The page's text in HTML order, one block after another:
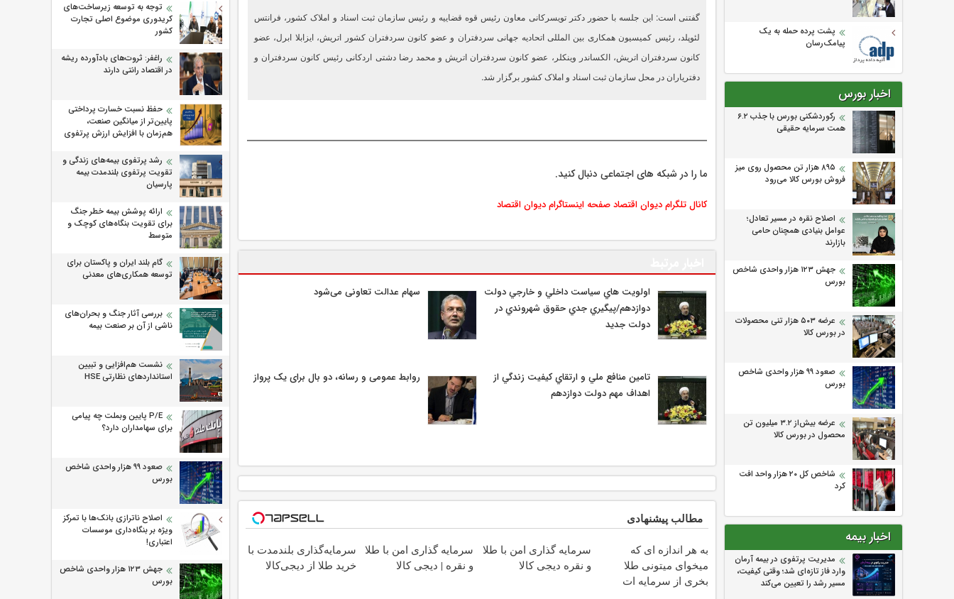
پشت پرده حمله به یک
پیامک‌رسان
اخبار بورس
رکوردشکنی بورس با جذب ۶.۲
همت سرمایه حقیقی
۸۹۵ هزار تن محصول روی میز
فروش بورس کالا می‌‌رود
اصلاح نقره در مسیر تعادل؛
عوامل بنیادی همچنان حامی
بازارند
جهش ۱۲۳ هزار واحدی شاخص
بورس
عرضه ۵۰۳ هزار تنی محصولات
در بورس کالا
صعود ۹۹ هزار واحدی شاخص
بورس
عرضه بیش‌از ۳.۲ میلیون تن
محصول در بورس کالا
شاخص کل ۲۰ هزار واحد افت
کرد
اخبار بیمه
مدیریت پرتفوی در بیمه آرمان
وارد فاز تازه‌ای شد؛ وقتی کیفیت،
مسیر رشد را تعیین می‌کند
گفتنی است: این جلسه با حضور دکتر تویسرکانی معاون رئیس قوه قضاییه و رئیس سازمان ثبت اسناد و املاک کشور، فرانتس
لئوپلد، رئیس کمیسیون همکاری بین المللی اتحادیه جهانی سردفتران و عضو کانون سردفتران کشور اتریش، ایزابلا ابرل، عضو
کانون سردفتران اتریش، الکساندر وینکلر، عضو کانون سردفتران اتریش و محمد رضا دشتی اردکانی رئیس کانون سردفتران و
دفتریاران در محل سازمان ثبت اسناد و املاک کشور برگزار شد.
ما را در شبکه های اجتماعی دنبال کنید.
کانال تلگرام دیوان اقتصادصفحه اینستاگرام دیوان اقتصاد
اولويت هاي سياست داخلي و خارجي دولت
دوازدهم/پيگيري جدي حقوق شهروندي در
دولت جديد
سهام عدالت تعاونی می‌شود
تامين منافع ملي و ارتقاي كيفيت زندگي از
اهداف مهم دولت دوازدهم
روابط عمومی و رسانه، دو بال برای یک پرواز
مطالب پیشنهادی
به هر اندازه ای که
میخوای میتونی طلا
بخری از سرمایه ات
سرمایه گذاری امن با طلا
و نقره دیجی کالا
سرمایه گذاری امن با طلا
و نقره | دیجی کالا
سرمایه‌گذاری بلندمدت با
خرید طلا از دیجی‌کالا
توجه به توسعه زیرساخت‌های
کریدوری موضوع اصلی تجارت
کشور
راغفر: ثروت‌های بادآورده ریشه
در اقتصاد رانتی دارند
حفظ نسبت خسارت پرداختی
پایین‌تر از میانگین صنعت،
هم‌زمان با افزایش ارزش پرتفوی
رشد پرتفوی بیمه‌های زندگی و
تقویت پرتفوی بلندمدت بیمه
پارسیان
ارائه پوشش بیمه خطر جنگ
برای تقویت بنگاه‌های کوچک و
متوسط
گام بلند ایران و پاکستان برای
توسعه همکاری‌های معدنی
بررسی آثار جنگ و بحران‌های
ناشی از آن بر صنعت بیمه
نشست هم‌افزایی و تبیین
استانداردهای نظارتی HSE
P/E پایین وبملت چه پیامی
برای سهامداران دارد؟
صعود ۹۹ هزار واحدی شاخص
بورس
اصلاح ناترازی بانک‌ها با تمرکز
ویژه بر بنگاه‌داری موسسات
اعتباری!
جهش ۱۲۳ هزار واحدی شاخص
بورس